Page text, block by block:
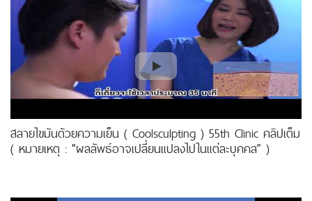
สลายไขมันด้วยความเย็น ( Coolsculpting ) 55th Clinic คลิปเต็ม
( หมายเหตุ : "ผลลัพธ์อาจเปลี่ยนแปลงไปในแต่ละบุคคล” )